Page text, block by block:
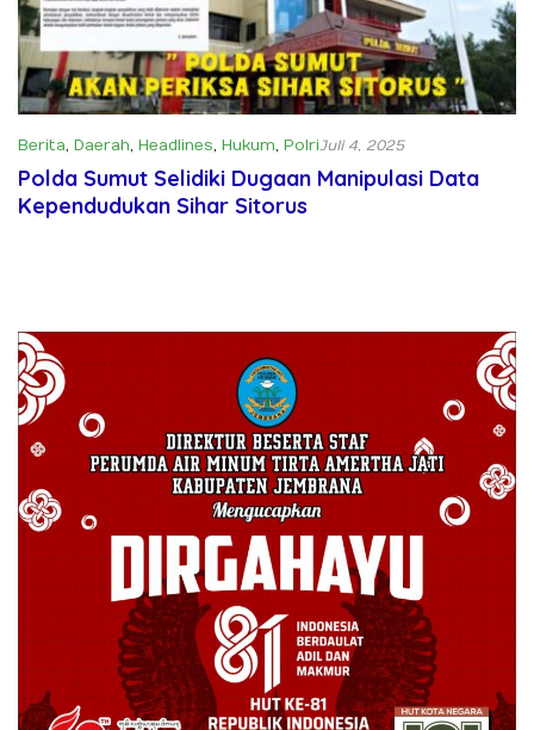
Berita, Daerah, Headlines, Hukum, PolriJuli 4, 2025
Polda Sumut Selidiki Dugaan Manipulasi Data
Kependudukan Sihar Sitorus